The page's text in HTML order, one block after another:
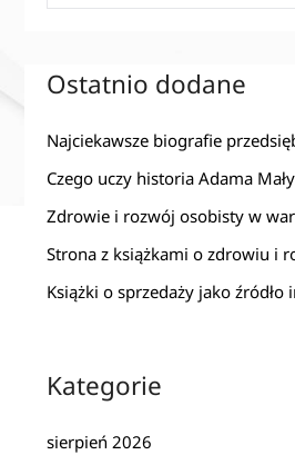
Ostatnio dodane
Najciekawsze biografie
Czego uczy historia Adama
Zdrowie i rozwój osobisty w
Strona z książkami o zdrowiu i
Książki o sprzedaży jako źródło
Kategorie
sierpień 2026